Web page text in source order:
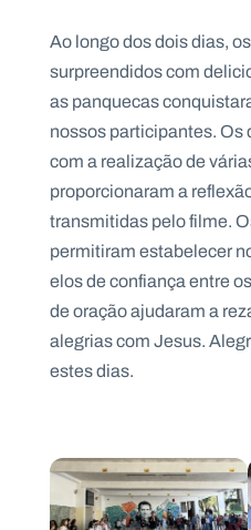
Ao longo dos dois dias,
surpreendidos com
as panquecas
nossos participantes. Os
com a realização de
proporcionaram a
transmitidas pelo filme.
permitiram estabelecer
elos de confiança entre
de oração ajudaram a
alegrias com Jesus.
estes dias.
g
e
n
d
o
n
t
a
c
t
o
s
e
w
s
l
tt
r